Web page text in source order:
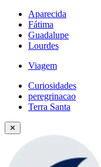
Aparecida
Fátima
Guadalupe
Lourdes
Viagem
Curiosidades
peregrinacao
Terra Santa
✕